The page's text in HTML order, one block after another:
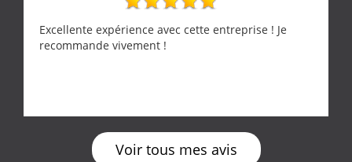
Excellente expérience avec cette entreprise ! Je
recommande vivement !
Voir tous mes avis